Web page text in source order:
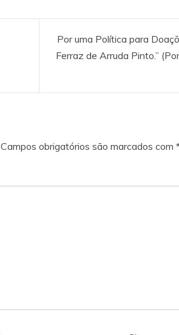
Por uma Política para
Ferraz de Arruda Pinto.”
Campos obrigatórios são marcados com